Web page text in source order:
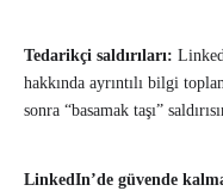
Tedarikçi saldırıları:
hakkında ayrıntılı bilgi
sonra “basamak taşı”
LinkedIn’de güvende